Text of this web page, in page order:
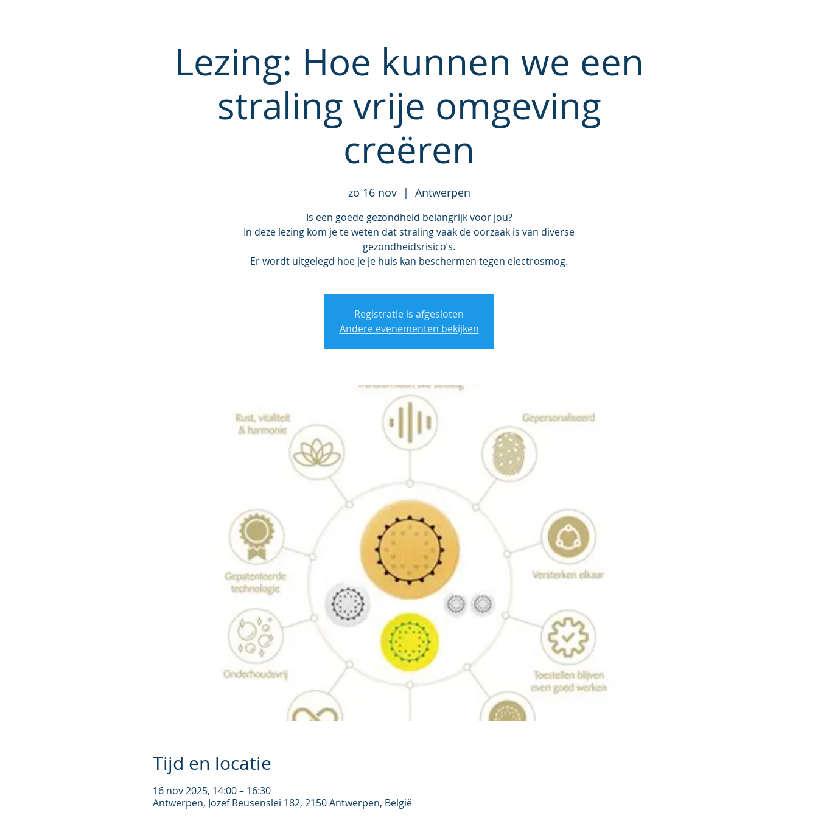
Lezing: Hoe kunnen we een
straling vrije omgeving
creëren
zo 16 nov
  |
Antwerpen
Is een goede gezondheid belangrijk voor jou?
In deze lezing kom je te weten dat straling vaak de oorzaak is van diverse
gezondheidsrisico’s.
Er wordt uitgelegd hoe je je huis kan beschermen tegen electrosmog.
Registratie is afgesloten
Andere evenementen bekijken
Tijd en locatie
16 nov 2025, 14:00 – 16:30
Antwerpen, Jozef Reusenslei 182, 2150 Antwerpen, België